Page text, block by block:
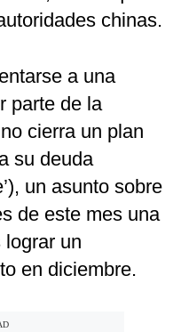
chinas.
a una
parte de la
cierra un plan
su deuda
un asunto sobre
de este mes una
un
en diciembre.